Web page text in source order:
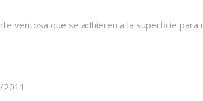
ventosa que se adhieren a la superficie para
2011